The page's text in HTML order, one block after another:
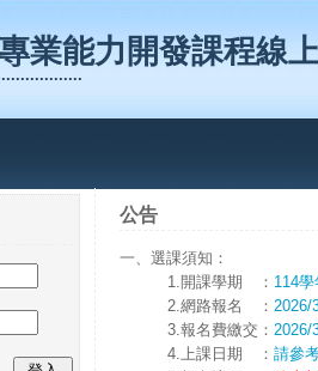
業能力開發課程線
公告
一、選課須知：
1.開課學期 ： 114學
2.網路報名 ： 2026/
3.報名費繳交： 2026/
4.上課日期 ： 請參